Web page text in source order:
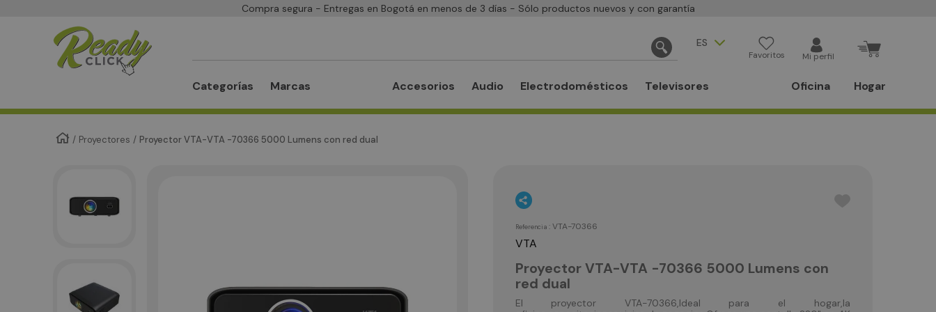
Compra segura - Entregas en Bogotá en menos de 3 días - Sólo productos nuevos y con garantía
ES
Favoritos Mi perfil
Categorías Marcas Accesorios Audio Electrodomésticos Televisores Oficina Hogar
Proyectores Proyector VTA-VTA -70366 5000 Lumens con red dual
Referencia :VTA-70366
VTA
Proyector VTA-VTA -70366 5000 Lumens con
red dual
El proyector VTA-70366,Ideal para el hogar,la